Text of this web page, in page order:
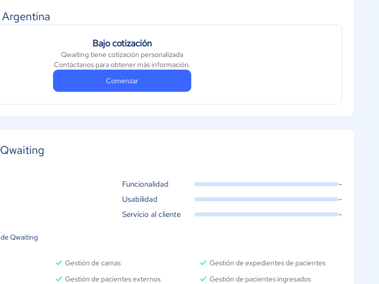
Bajo cotización
Qwaiting tiene cotización personalizada
Contáctanos para obtener más información.
Comenzar
Funcionalidad
-
Usabilidad
-
Servicio al cliente
-
Qwaiting
Gestión de camas
Gestión de expedientes de pacientes
Gestión de pacientes externos
Gestión de pacientes ingresados